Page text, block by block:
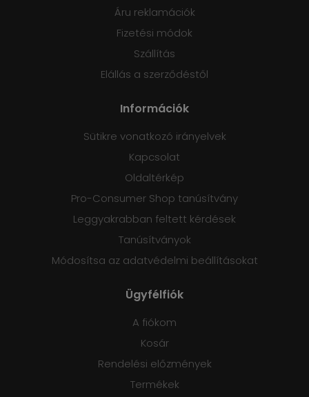
Áru reklamációk
Fizetési módok
Szállítás
Elállás a szerződéstől
Információk
Sütikre vonatkozó irányelvek
Kapcsolat
Oldaltérkép
Pro-Consumer Shop tanúsítvány
Leggyakrabban feltett kérdések
Tanúsítványok
Módosítsa az adatvédelmi beállításokat
Ügyfélfiók
A fiókom
Kosár
Rendelési előzmények
Termékek